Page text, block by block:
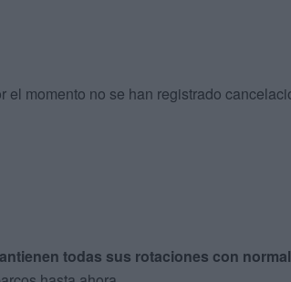
momento no se han registrado
todas sus rotaciones con